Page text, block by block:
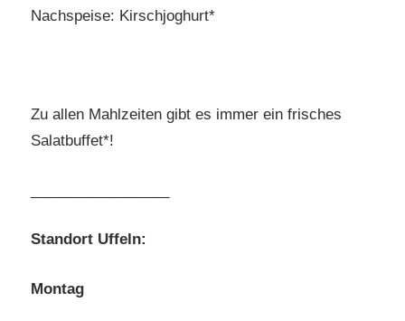
Nachspeise: Kirschjoghurt*
Zu allen Mahlzeiten gibt es immer ein frisches
Salatbuffet*!
Standort Uffeln:
Montag